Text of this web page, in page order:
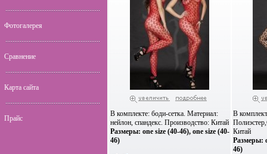
Фотогалерея
Сравнение
Карта сайта
Прайс
В комплекте: боди-сетка. Материал:
нейлон, спандекс. Производство: Китай
Размеры: one size (40-46), one size (40-
46)
В
Китай
Размеры:
46)